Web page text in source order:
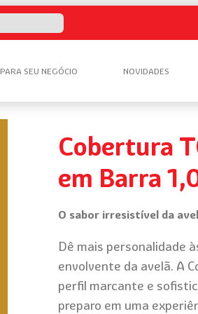
PARA SEU NEGÓCIO NOVIDADES
Cobertura
em Barra
O sabor irresistível da
Dê mais personalidade
envolvente da avelã. A
perfil marcante e
preparo em uma